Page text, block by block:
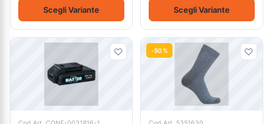
Scegli Variante Scegli Variante
-50%